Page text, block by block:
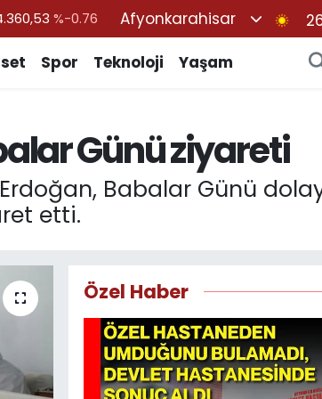
47,7143 %0.16
13.887%64
%-0.76
Afyonkarahisar
Spor Teknoloji Yaşam
Günü ziyareti
Babalar Günü
etti.
Özel Haber